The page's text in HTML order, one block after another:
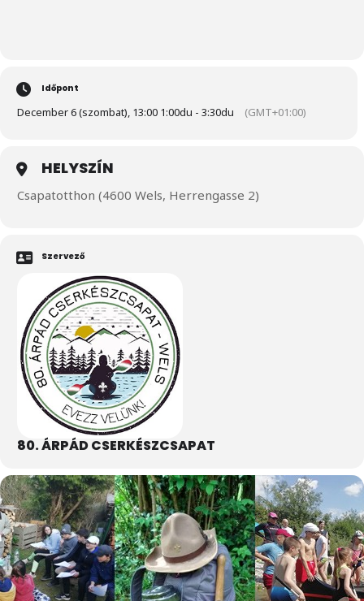
Időpont
December 6 (szombat), 13:00 1:00du - 3:30du (GMT+01:00)
HELYSZÍN
Csapatotthon (4600 Wels, Herrengasse 2)
Szervező
80. ÁRPÁD CSERKÉSZCSAPAT